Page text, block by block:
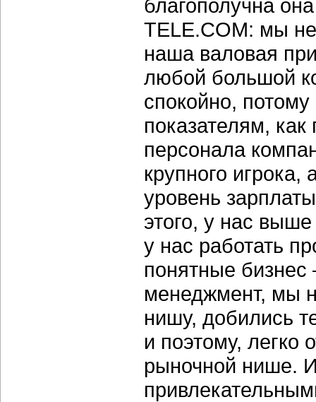
благополучна
TELE.COM: мы
наша валовая
любой большой
спокойно,
показателям,
персонала
крупного игрока,
уровень
этого, у нас
у нас работать
понятные
менеджмент, мы
нишу, добились
и поэтому, легко
рыночной нише.